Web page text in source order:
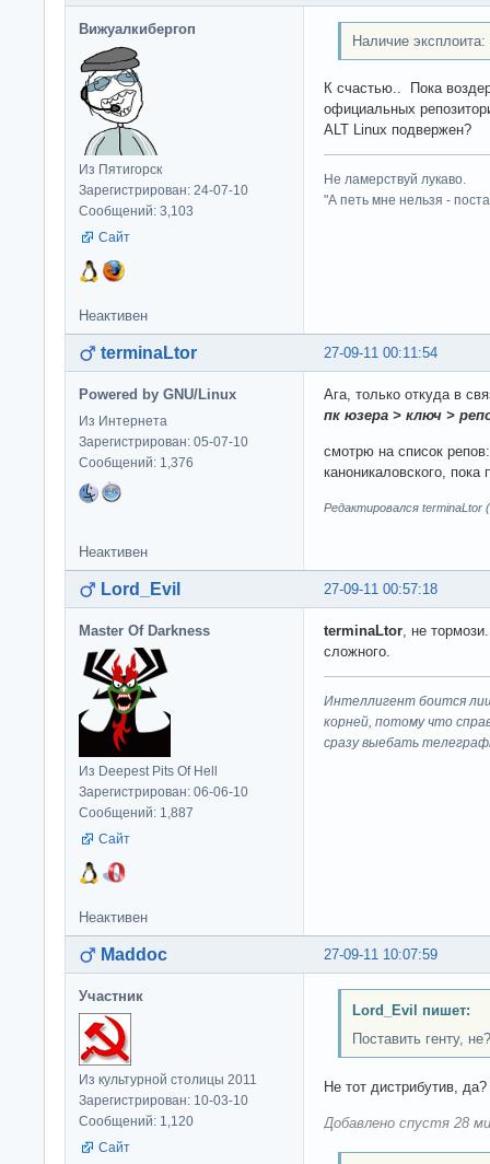
Вижуалкибергоп
Из Пятигорск
Зарегистрирован: 24-07-10
Сообщений: 3,103
Сайт
Наличие эксплоита:
К счастью.. Пока
официальных
ALT Linux подвержен?
Не ламерствуй лукаво.
"А петь мне нельзя -
Неактивен
27-09-11 00:11:54
terminaLtor
Powered by GNU/Linux
Из Интернета
Зарегистрирован: 05-07-10
Сообщений: 1,376
Ага, только откуда в
пк юзера > ключ >
смотрю на список
каноникаловского,
Редактировался terminaLtor
Неактивен
27-09-11 00:57:18
Lord_Evil
Master Of Darkness
Из Deepest Pits Of Hell
Зарегистрирован: 06-06-10
Сообщений: 1,887
Сайт
terminaLtor , не
сложного.
Интеллигент боится
корней, потому что
сразу выeбaть
Неактивен
27-09-11 10:07:59
Maddoc
Участник
Из культурной столицы 2011
Зарегистрирован: 10-03-10
Сообщений: 1,120
Сайт
Lord_Evil пишет:
Поставить генту, не?
Не тот дистрибутив, да?
Добавлено спустя 28